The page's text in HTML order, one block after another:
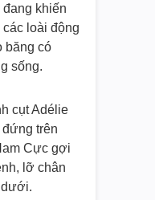
khiến
loài động
băng có
sống.
cụt Adélie
trên
Cực gợi
lỡ chân